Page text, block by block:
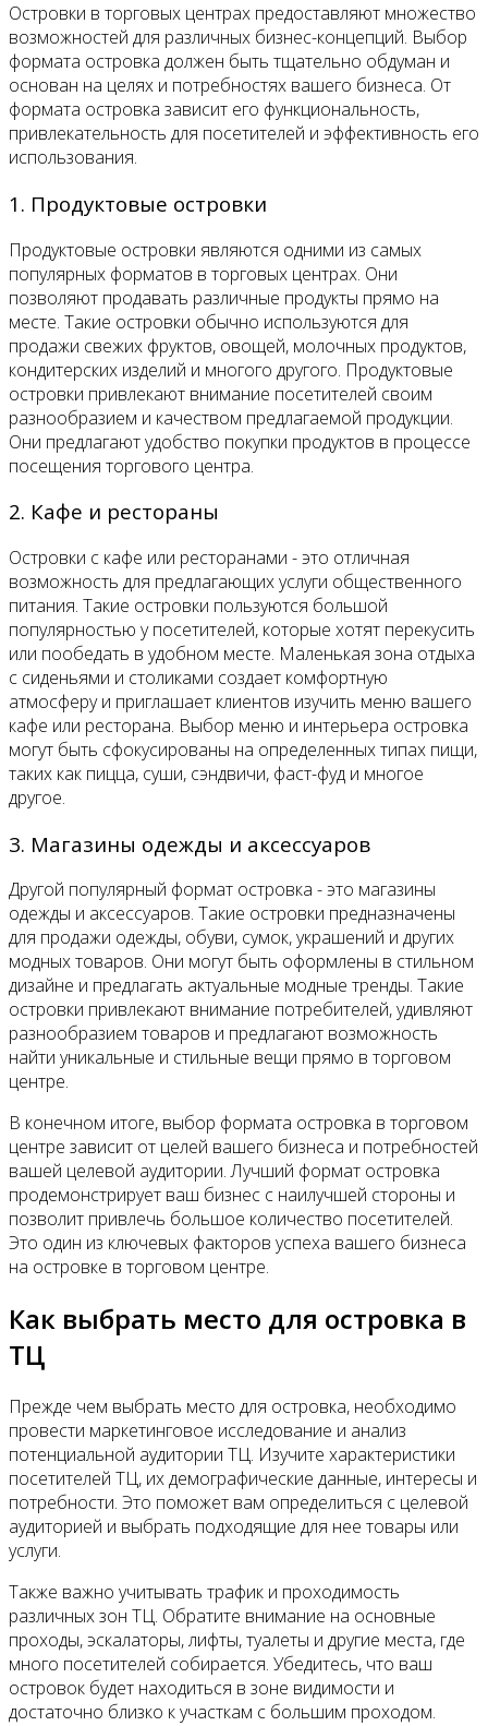
Островки в торговых центрах предоставляют множество
возможностей для различных бизнес-концепций. Выбор
формата островка должен быть тщательно обдуман и
основан на целях и потребностях вашего бизнеса. От
формата островка зависит его функциональность,
привлекательность для посетителей и эффективность его
использования.
1. Продуктовые островки
Продуктовые островки являются одними из самых
популярных форматов в торговых центрах. Они
позволяют продавать различные продукты прямо на
месте. Такие островки обычно используются для
продажи свежих фруктов, овощей, молочных продуктов,
кондитерских изделий и многого другого. Продуктовые
островки привлекают внимание посетителей своим
разнообразием и качеством предлагаемой продукции.
Они предлагают удобство покупки продуктов в процессе
посещения торгового центра.
2. Кафе и рестораны
Островки с кафе или ресторанами - это отличная
возможность для предлагающих услуги общественного
питания. Такие островки пользуются большой
популярностью у посетителей, которые хотят перекусить
или пообедать в удобном месте. Маленькая зона отдыха
с сиденьями и столиками создает комфортную
атмосферу и приглашает клиентов изучить меню вашего
кафе или ресторана. Выбор меню и интерьера островка
могут быть сфокусированы на определенных типах пищи,
таких как пицца, суши, сэндвичи, фаст-фуд и многое
другое.
3. Магазины одежды и аксессуаров
Другой популярный формат островка - это магазины
одежды и аксессуаров. Такие островки предназначены
для продажи одежды, обуви, сумок, украшений и других
модных товаров. Они могут быть оформлены в стильном
дизайне и предлагать актуальные модные тренды. Такие
островки привлекают внимание потребителей, удивляют
разнообразием товаров и предлагают возможность
найти уникальные и стильные вещи прямо в торговом
центре.
В конечном итоге, выбор формата островка в торговом
центре зависит от целей вашего бизнеса и потребностей
вашей целевой аудитории. Лучший формат островка
продемонстрирует ваш бизнес с наилучшей стороны и
позволит привлечь большое количество посетителей.
Это один из ключевых факторов успеха вашего бизнеса
на островке в торговом центре.
Как выбрать место для островка в
ТЦ
Прежде чем выбрать место для островка, необходимо
провести маркетинговое исследование и анализ
потенциальной аудитории ТЦ. Изучите характеристики
посетителей ТЦ, их демографические данные, интересы и
потребности. Это поможет вам определиться с целевой
аудиторией и выбрать подходящие для нее товары или
услуги.
Также важно учитывать трафик и проходимость
различных зон ТЦ. Обратите внимание на основные
проходы, эскалаторы, лифты, туалеты и другие места, где
много посетителей собирается. Убедитесь, что ваш
островок будет находиться в зоне видимости и
достаточно близко к участкам с большим проходом.